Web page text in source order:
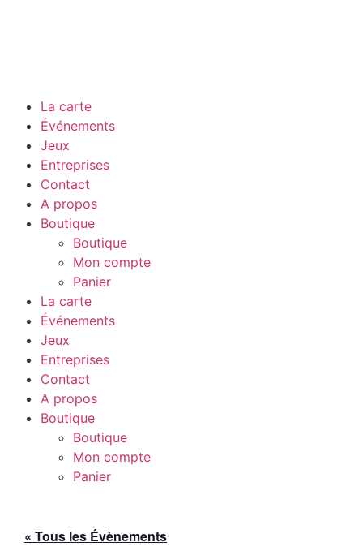
La carte
Événements
Jeux
Entreprises
Contact
A propos
Boutique
Boutique
Mon compte
Panier
La carte
Événements
Jeux
Entreprises
Contact
A propos
Boutique
Boutique
Mon compte
Panier
« Tous les Évènements